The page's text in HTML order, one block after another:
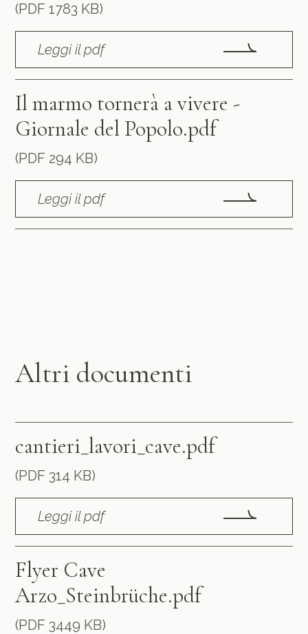
(PDF 1783 KB)
Leggi il pdf
Il marmo tornerà a vivere -
Giornale del Popolo.pdf
(PDF 294 KB)
Leggi il pdf
Altri documenti
cantieri_lavori_cave.pdf
(PDF 314 KB)
Leggi il pdf
Flyer Cave
Arzo_Steinbrüche.pdf
(PDF 3449 KB)